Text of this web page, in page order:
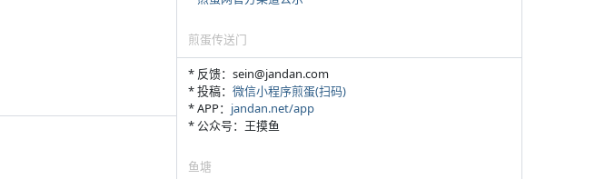
煎蛋传送门
* 反馈：sein@jandan.com
* 投稿： 微信小程序煎蛋(扫码)
* APP： jandan.net/app
* 公众号：王摸鱼
鱼塘